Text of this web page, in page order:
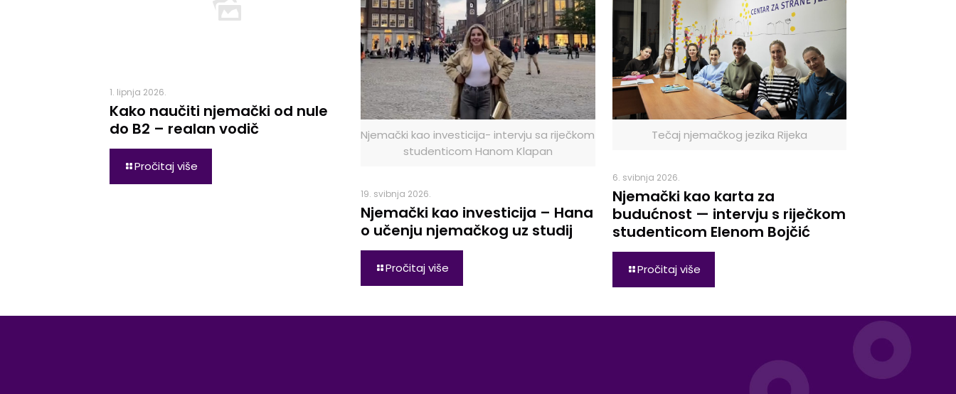
1. lipnja 2026.
Kako naučiti njemački od nule
do B2 – realan vodič
Pročitaj više
Njemački kao investicija- intervju sa riječkom
studenticom Hanom Klapan
19. svibnja 2026.
Njemački kao investicija – Hana
o učenju njemačkog uz studij
Pročitaj više
Tečaj njemačkog jezika Rijeka
6. svibnja 2026.
Njemački kao karta za
budućnost — intervju s riječkom
studenticom Elenom Bojčić
Pročitaj više